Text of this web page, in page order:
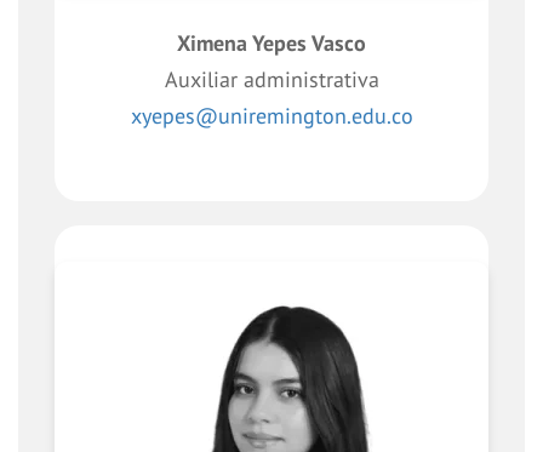
Ximena Yepes Vasco
Auxiliar administrativa
xyepes@uniremington.edu.co